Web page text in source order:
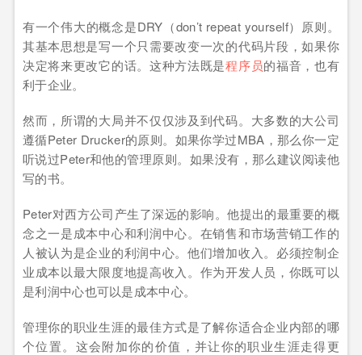
有一个伟大的概念是DRY（don’t repeat yourself）原则。
其基本思想是写一个只需要改变一次的代码片段，如果你
决定将来更改它的话。这种方法既是程序员的福音，也有
利于企业。
然而，所谓的大局并不仅仅涉及到代码。大多数的大公司
遵循Peter Drucker的原则。如果你学过MBA，那么你一定
听说过Peter和他的管理原则。如果没有，那么建议阅读他
写的书。
Peter对西方公司产生了深远的影响。他提出的最重要的概
念之一是成本中心和利润中心。在销售和市场营销工作的
人被认为是企业的利润中心。他们增加收入。必须控制企
业成本以最大限度地提高收入。作为开发人员，你既可以
是利润中心也可以是成本中心。
管理你的职业生涯的最佳方式是了解你适合企业内部的哪
个位置。这会附加你的价值，并让你的职业生涯走得更